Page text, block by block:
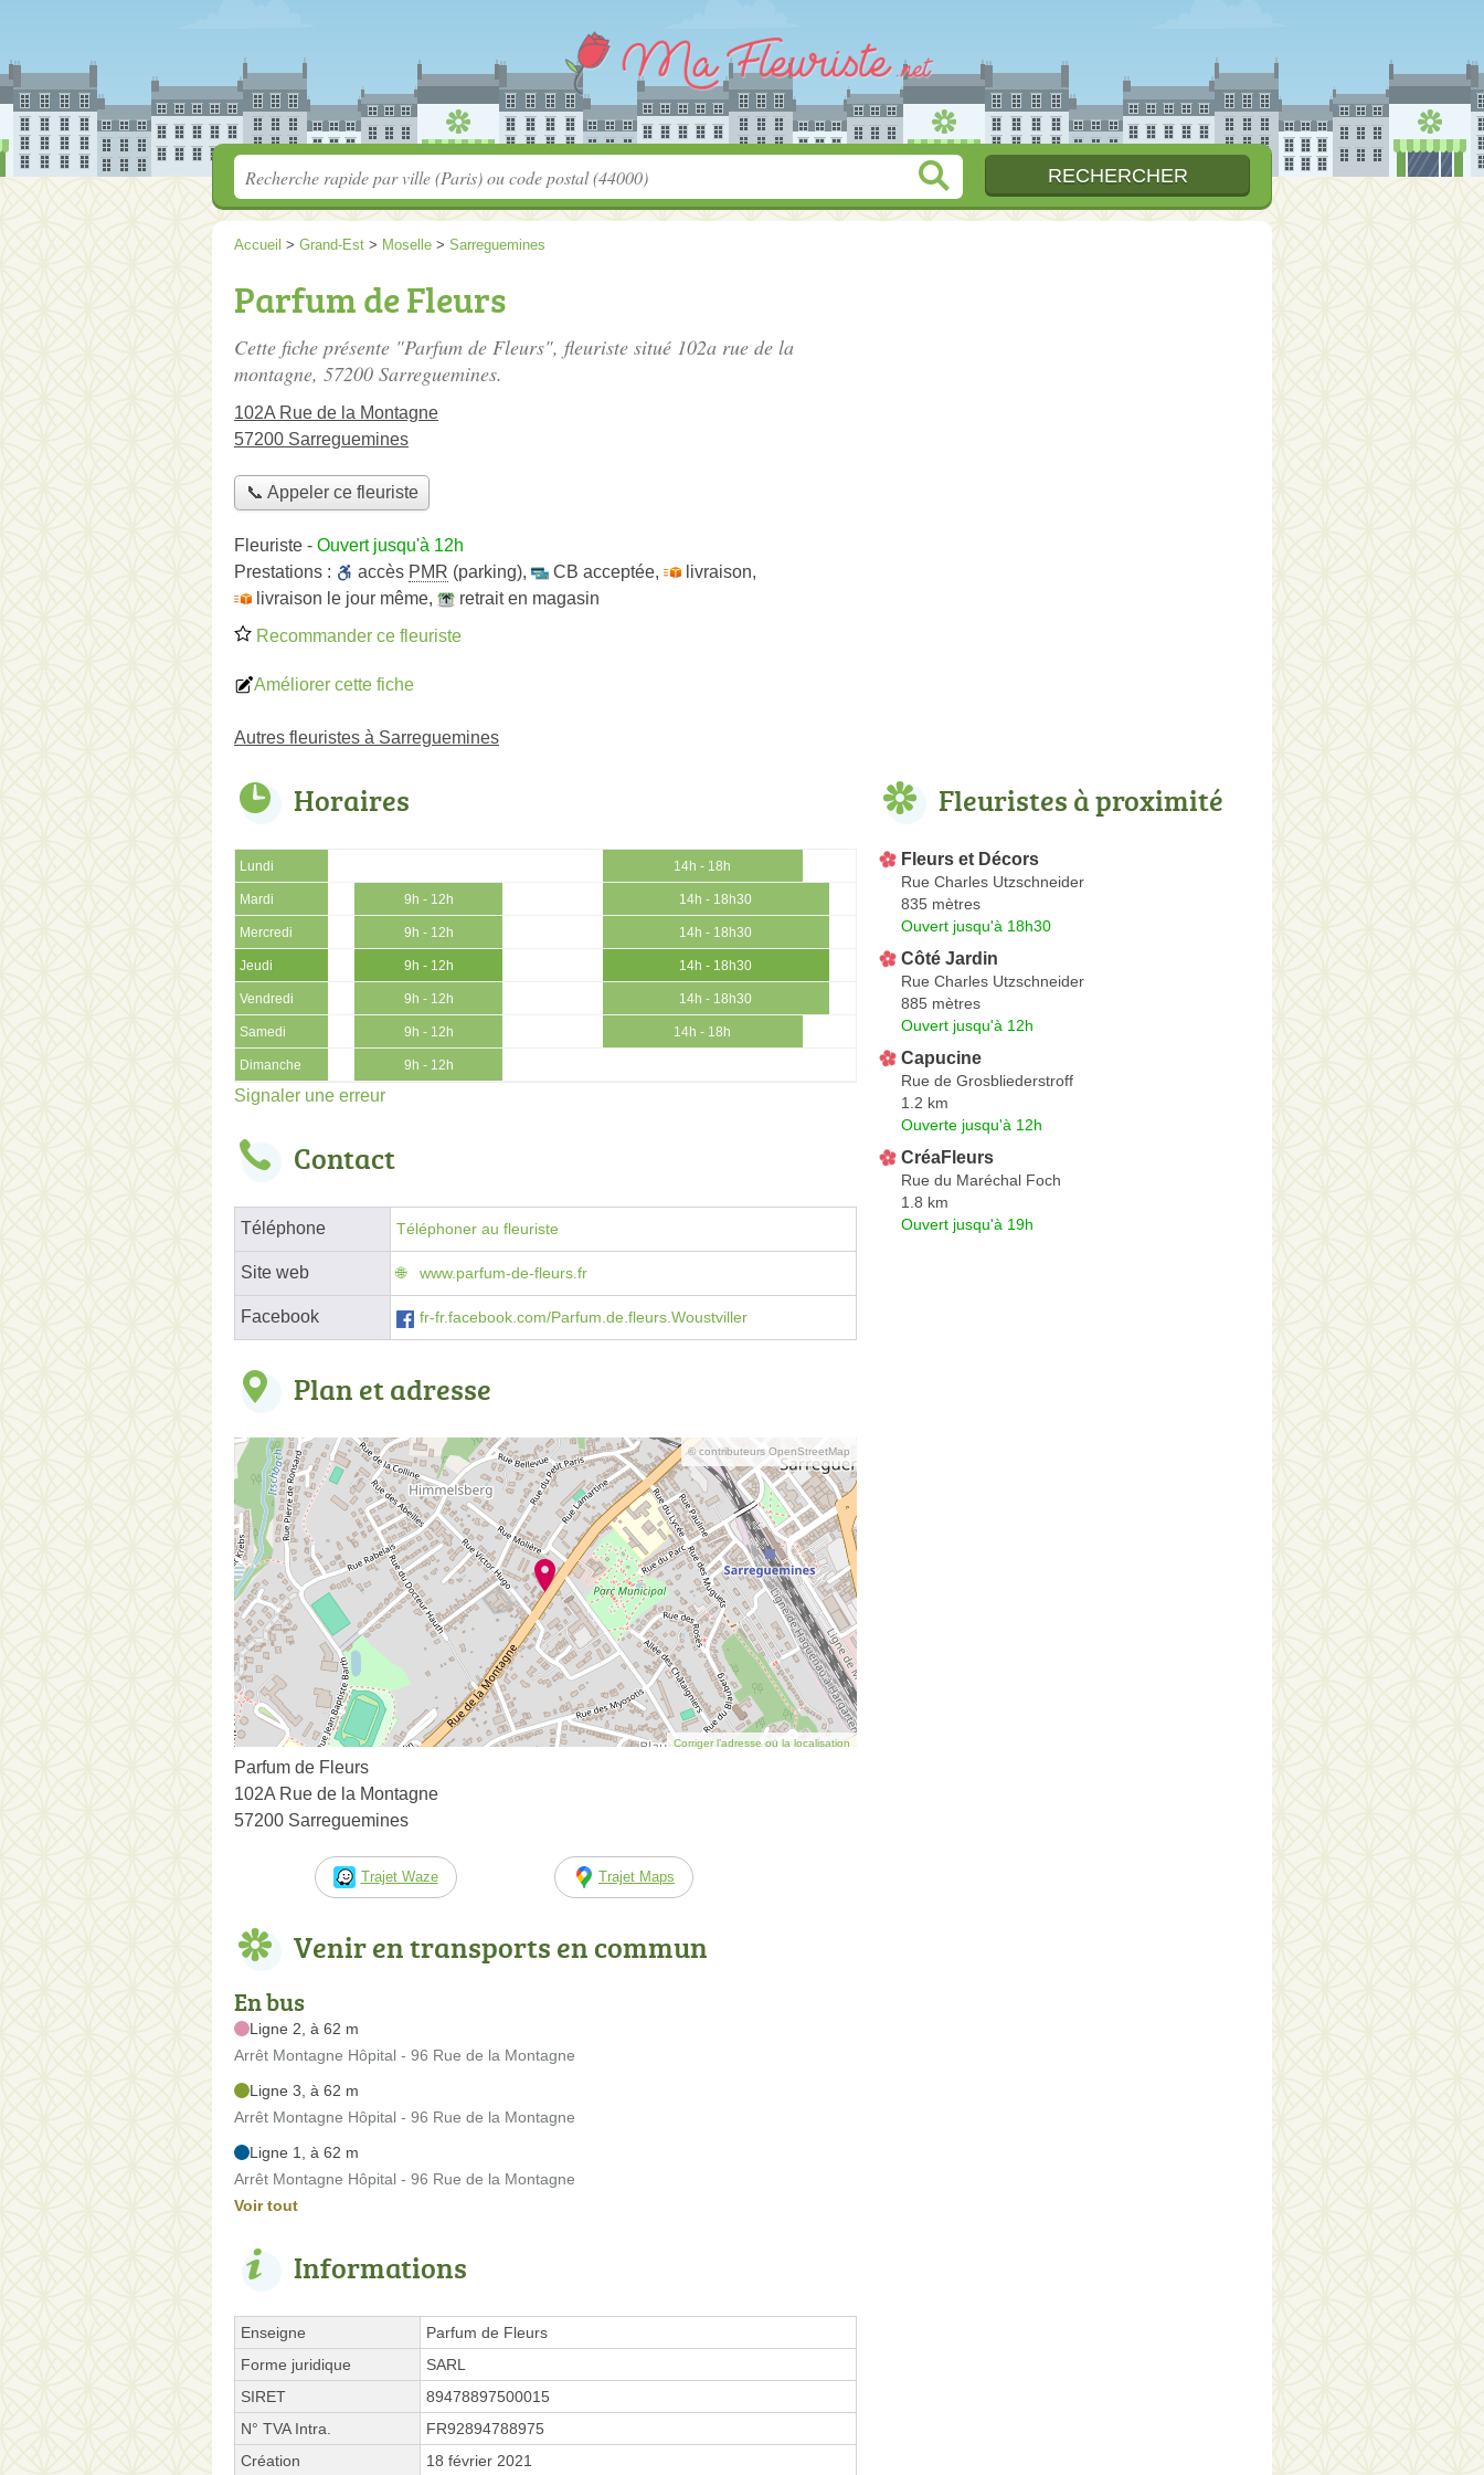
Accueil > Grand-Est > Moselle > Sarreguemines
Parfum de Fleurs
Cette fiche présente "Parfum de Fleurs", fleuriste situé 102a rue de la
montagne, 57200 Sarreguemines.
102A Rue de la Montagne
57200 Sarreguemines
📞 Appeler ce fleuriste
Fleuriste - Ouvert jusqu'à 12h
Prestations :
accès PMR (parking), CB acceptée, livraison,
livraison le jour même,
retrait en magasin
Recommander ce fleuriste
Améliorer cette fiche
Autres fleuristes à Sarreguemines
Horaires
Lundi 14h - 18h
Mardi 9h - 12h 14h - 18h30
Mercredi 9h - 12h 14h - 18h30
Jeudi 9h - 12h 14h - 18h30
Vendredi 9h - 12h 14h - 18h30
Samedi 9h - 12h 14h - 18h
Dimanche 9h - 12h
Signaler une erreur
Contact
Téléphone Téléphoner au fleuriste
Site web www.parfum-de-fleurs.fr
Facebook fr-fr.facebook.com/Parfum.de.fleurs.Woustviller
Plan et adresse
© contributeurs OpenStreetMap
Corriger l’adresse ou la localisation
Parfum de Fleurs
102A Rue de la Montagne
57200 Sarreguemines
Trajet Waze Trajet Maps
Venir en transports en commun
En bus
Ligne 2, à 62 m
Arrêt Montagne Hôpital - 96 Rue de la Montagne
Ligne 3, à 62 m
Arrêt Montagne Hôpital - 96 Rue de la Montagne
Ligne 1, à 62 m
Arrêt Montagne Hôpital - 96 Rue de la Montagne
Voir tout
Informations
Enseigne
Parfum de Fleurs
Forme juridique
SARL
SIRET
89478897500015
N° TVA Intra.
FR92894788975
Création
18 février 2021
Fleuristes à proximité
Fleurs et Décors
Rue Charles Utzschneider
835 mètres
Ouvert jusqu'à 18h30
Côté Jardin
Rue Charles Utzschneider
885 mètres
Ouvert jusqu'à 12h
Capucine
Rue de Grosbliederstroff
1.2 km
Ouverte jusqu'à 12h
CréaFleurs
Rue du Maréchal Foch
1.8 km
Ouvert jusqu'à 19h